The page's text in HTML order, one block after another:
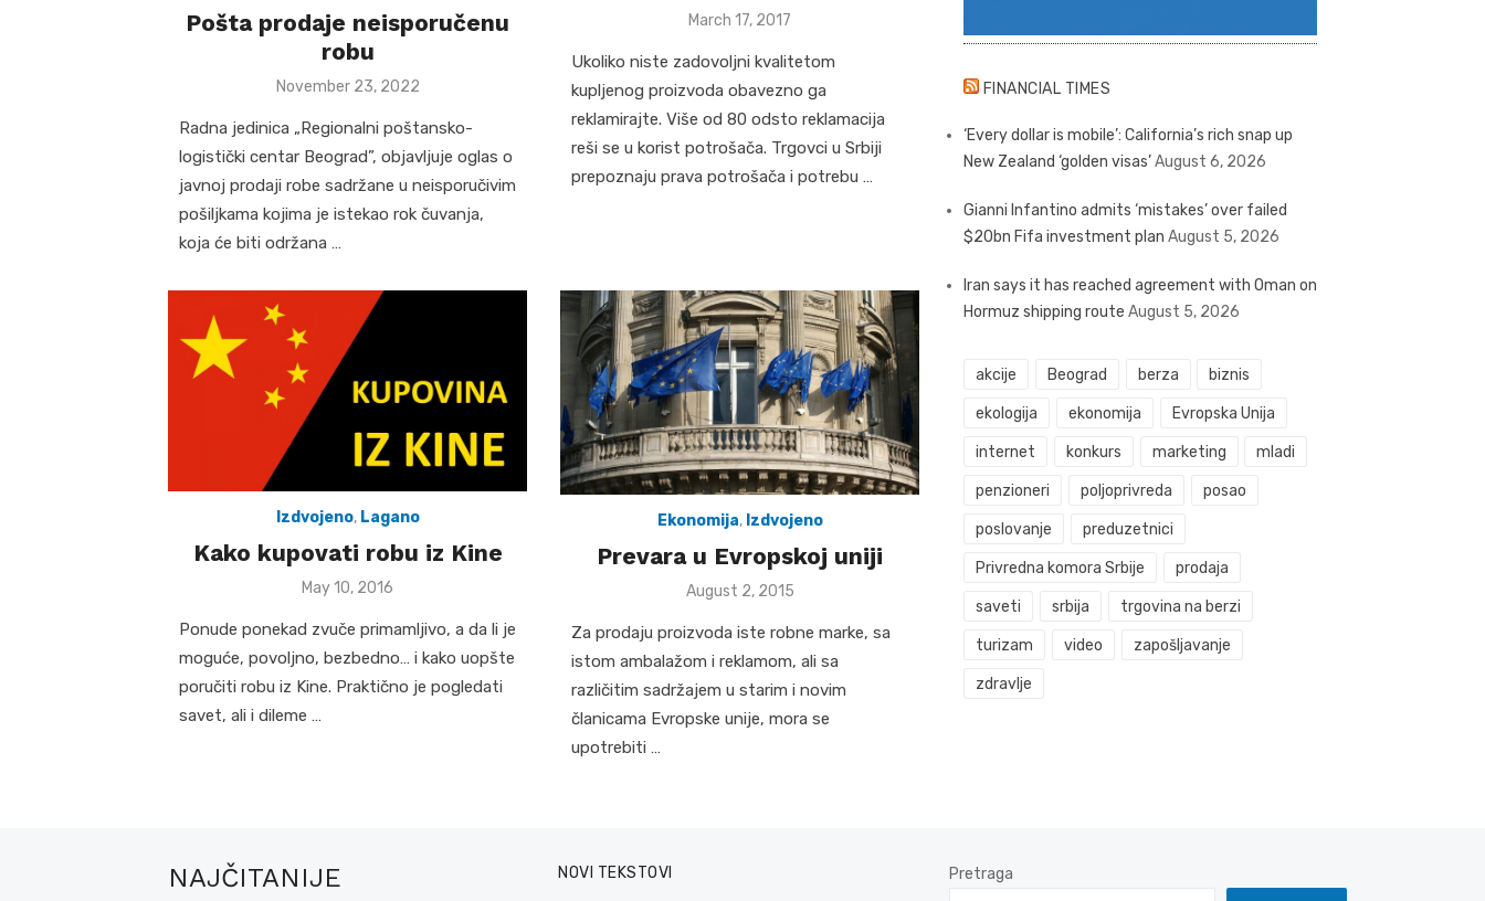
Pošta prodaje neisporučenu
robu
Posted
November 23, 2022
Radna jedinica „Regionalni poštansko-
logistički centar Beograd”, objavljuje oglas o
javnoj prodaji robe sadržane u neisporučivim
pošiljkama kojima je istekao rok čuvanja,
koja će biti održana …
Posted
March 17, 2017
Ukoliko niste zadovoljni kvalitetom
kupljenog proizvoda obavezno ga
reklamirajte. Više od 80 odsto reklamacija
reši se u korist potrošača. Trgovci u Srbiji
prepoznaju prava potrošača i potrebu …
Izdvojeno, Lagano
Kako kupovati robu iz Kine
Posted
May 10, 2016
Ponude ponekad zvuče primamljivo, a da li je
moguće, povoljno, bezbedno… i kako uopšte
poručiti robu iz Kine. Praktično je pogledati
savet, ali i dileme …
Ekonomija, Izdvojeno
Prevara u Evropskoj uniji
Posted
August 2, 2015
Za prodaju proizvoda iste robne marke, sa
istom ambalažom i reklamom, ali sa
različitim sadržajem u starim i novim
članicama Evropske unije, mora se
upotrebiti …
FINANCIAL TIMES
‘Every dollar is mobile’: California’s rich snap up
New Zealand ‘golden visas’August 6, 2026
Gianni Infantino admits ‘mistakes’ over failed
$20bn Fifa investment plan August 5, 2026
Iran says it has reached agreement with Oman on
Hormuz shipping route August 5, 2026
akcije Beograd berza biznis
ekologija ekonomija Evropska Unija
internet konkurs marketing mladi
penzioneri poljoprivreda posao
poslovanje preduzetnici
Privredna komora Srbije prodaja
saveti srbija trgovina na berzi
turizam video zapošljavanje
zdravlje
NAJČITANIJE NOVI TEKSTOVI Pretraga